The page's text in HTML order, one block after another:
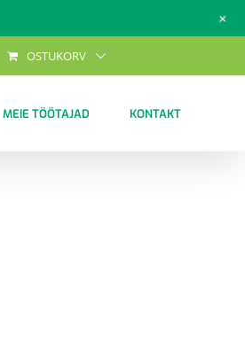
OSTUKORV
MEIE TÖÖTAJAD KONTAKT
+